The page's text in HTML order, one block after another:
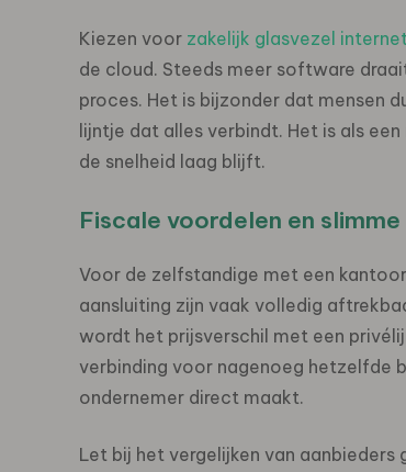
Kiezen voor zakelijk glasvezel
de cloud. Steeds meer software
proces. Het is bijzonder dat mensen
lijntje dat alles verbindt. Het is als
de snelheid laag blijft.
Fiscale voordelen en slimme
Voor de zelfstandige met een
aansluiting zijn vaak volledig
wordt het prijsverschil met een
verbinding voor nagenoeg hetzelfde
ondernemer direct maakt.
Let bij het vergelijken van